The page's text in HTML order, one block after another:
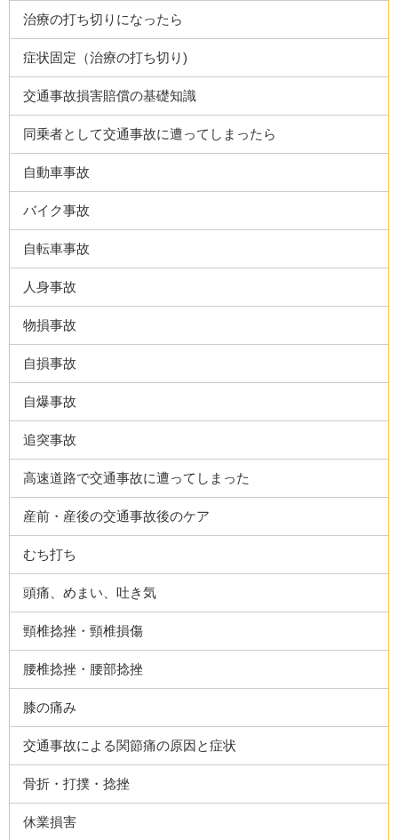
治療の打ち切りになったら
症状固定（治療の打ち切り)
交通事故損害賠償の基礎知識
同乗者として交通事故に遭ってしまったら
自動車事故
バイク事故
自転車事故
人身事故
物損事故
自損事故
自爆事故
追突事故
高速道路で交通事故に遭ってしまった
産前・産後の交通事故後のケア
むち打ち
頭痛、めまい、吐き気
頸椎捻挫・頸椎損傷
腰椎捻挫・腰部捻挫
膝の痛み
交通事故による関節痛の原因と症状
骨折・打撲・捻挫
休業損害